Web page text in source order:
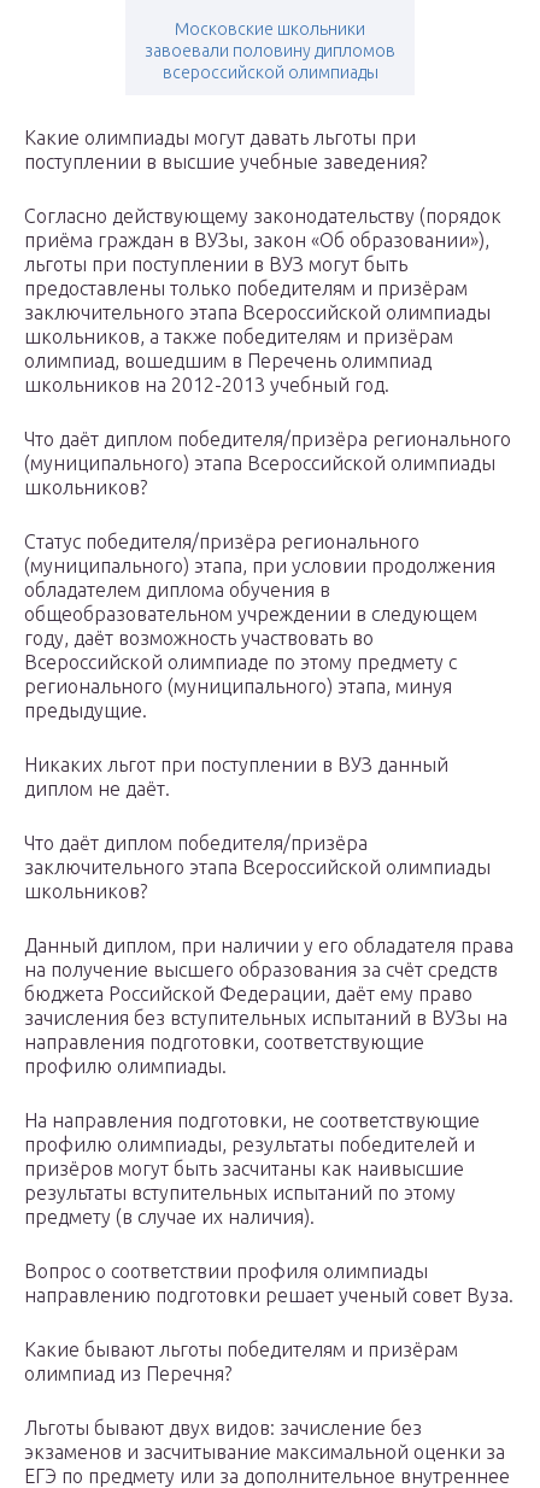
Московские школьники
завоевали половину дипломов
всероссийской олимпиады
Какие олимпиады могут давать льготы при
поступлении в высшие учебные заведения?
Согласно действующему законодательству (порядок
приёма граждан в ВУЗы, закон «Об образовании»),
льготы при поступлении в ВУЗ могут быть
предоставлены только победителям и призёрам
заключительного этапа Всероссийской олимпиады
школьников, а также победителям и призёрам
олимпиад, вошедшим в Перечень олимпиад
школьников на 2012-2013 учебный год.
Что даёт диплом победителя/призёра регионального
(муниципального) этапа Всероссийской олимпиады
школьников?
Статус победителя/призёра регионального
(муниципального) этапа, при условии продолжения
обладателем диплома обучения в
общеобразовательном учреждении в следующем
году, даёт возможность участвовать во
Всероссийской олимпиаде по этому предмету с
регионального (муниципального) этапа, минуя
предыдущие.
Никаких льгот при поступлении в ВУЗ данный
диплом не даёт.
Что даёт диплом победителя/призёра
заключительного этапа Всероссийской олимпиады
школьников?
Данный диплом, при наличии у его обладателя права
на получение высшего образования за счёт средств
бюджета Российской Федерации, даёт ему право
зачисления без вступительных испытаний в ВУЗы на
направления подготовки, соответствующие
профилю олимпиады.
На направления подготовки, не соответствующие
профилю олимпиады, результаты победителей и
призёров могут быть засчитаны как наивысшие
результаты вступительных испытаний по этому
предмету (в случае их наличия).
Вопрос о соответствии профиля олимпиады
направлению подготовки решает ученый совет Вуза.
Какие бывают льготы победителям и призёрам
олимпиад из Перечня?
Льготы бывают двух видов: зачисление без
экзаменов и засчитывание максимальной оценки за
ЕГЭ по предмету или за дополнительное внутреннее